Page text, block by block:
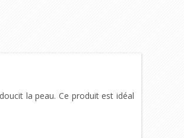
la peau. Ce produit est idéal